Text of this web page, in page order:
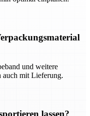
und weitere
auch mit Lieferung.
lassen?